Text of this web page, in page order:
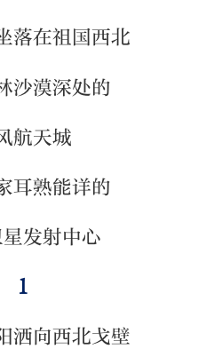
落在祖国西北
沙漠深处的
航天城
耳熟能详的
发射中心
1
洒向西北戈壁